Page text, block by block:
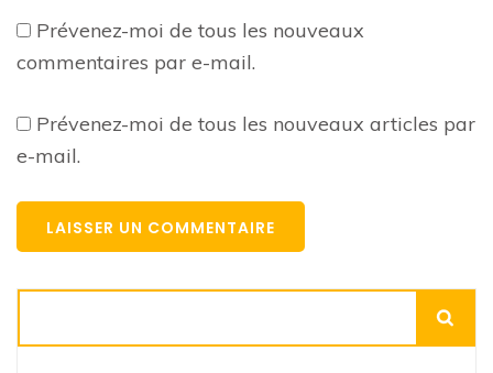
Prévenez-moi de tous les nouveaux
commentaires par e-mail.
Prévenez-moi de tous les nouveaux articles par
e-mail.